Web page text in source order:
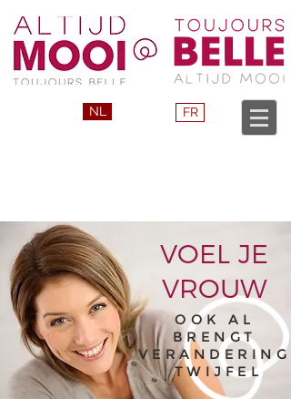
NL FR
VOEL JE
VROUW
OOK AL
BRENGT
VERANDERING
TWIJFEL